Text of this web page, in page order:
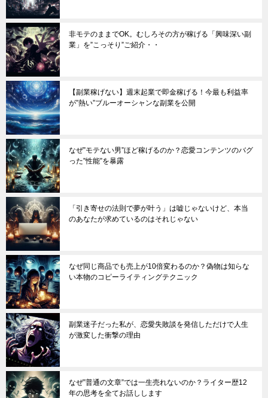
非モテのままでOK。むしろその方が稼げる「興味深い副
業」を”こっそり”ご紹介・・
【副業稼げない】週末起業で即金稼げる！今最も利益率
が”熱い”ブルーオーシャンな副業を公開
なぜ”モテない男”ほど稼げるのか？恋愛コンテンツのバグ
った”性能”を暴露
「引き寄せの法則で夢が叶う」は嘘じゃないけど、本当
のあなたが求めているのはそれじゃない
なぜ同じ商品でも売上が10倍変わるのか？偽物は知らな
い本物のコピーライティングテクニック
副業迷子だった私が、恋愛失敗談を発信しただけで人生
が激変した衝撃の理由
なぜ”普通の文章”では一生売れないのか？ライター歴12
年の思考を全てお話しします